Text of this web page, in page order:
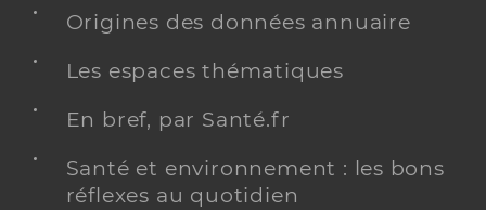
Origines des données annuaire
Les espaces thématiques
En bref, par Santé.fr
Santé et environnement : les bons
réflexes au quotidien